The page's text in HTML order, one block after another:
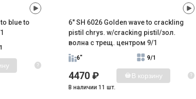
blue to
?
6" SH 6026 Golden wave to crackling
pistil chrys. w/cracking pistil/зол.
волна с трещ. центром 9/1
6" 9/1
4470 ₽ В корзину ?
В наличии 11 шт.